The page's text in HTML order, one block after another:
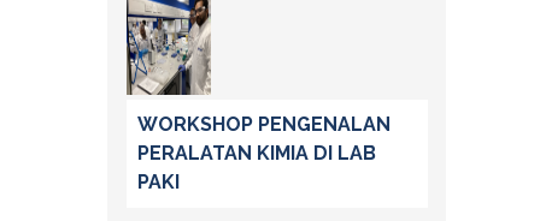
WORKSHOP PENGENALAN
PERALATAN KIMIA DI LAB
PAKI